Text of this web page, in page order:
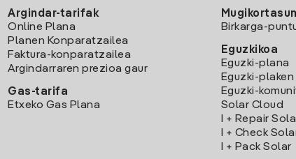
Argindar-tarifak
Online Plana
Planen Konparatzailea
Faktura-konparatzailea
Argindarraren prezioa gaur
Gas-tarifa
Etxeko Gas Plana
Birkarga-
Eguzkikoa
Eguzki-plana
Eguzki-
Eguzki-
Solar Cloud
I + Repair
I + Check
I + Pack Solar